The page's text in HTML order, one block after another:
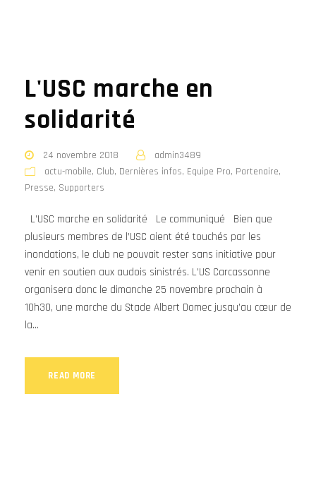
L'USC marche en
solidarité
24 novembre 2018
admin3489
actu-mobile, Club, Dernières infos, Equipe Pro, Partenaire,
Presse, Supporters
L’USC marche en solidarité Le communiqué Bien que
plusieurs membres de l’USC aient été touchés par les
inondations, le club ne pouvait rester sans initiative pour
venir en soutien aux audois sinistrés. L’US Carcassonne
organisera donc le dimanche 25 novembre prochain à
10h30, une marche du Stade Albert Domec jusqu’au cœur de
la...
READ MORE